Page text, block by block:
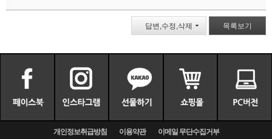
답변,수정,삭제 목록보기
개인정보취급방침 이용약관 이메일 무단수집거부